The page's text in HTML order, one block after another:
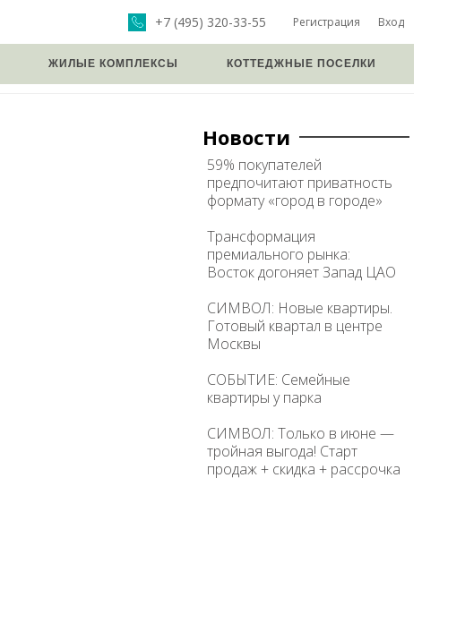
Регистрация Вход
+7 (495) 320-33-55
ЖИЛЫЕ КОМПЛЕКСЫ КОТТЕДЖНЫЕ ПОСЕЛКИ
Новости
59% покупателей
предпочитают приватность
формату «город в городе»
Трансформация
премиального рынка:
Восток догоняет Запад ЦАО
СИМВОЛ: Новые квартиры.
Готовый квартал в центре
Москвы
СОБЫТИЕ: Семейные
квартиры у парка
СИМВОЛ: Только в июне —
тройная выгода! Старт
продаж + скидка + рассрочка